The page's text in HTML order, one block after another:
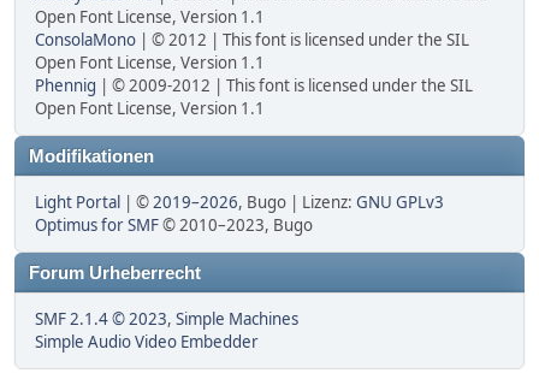
Open Font License, Version 1.1
ConsolaMono | © 2012 | This font is licensed under the SIL
Open Font License, Version 1.1
Phennig | © 2009-2012 | This font is licensed under the SIL
Open Font License, Version 1.1
Modifikationen
Light Portal | ©2019–2026, Bugo | Lizenz: GNU GPLv3
Optimus for SMF© 2010–2023, Bugo
Forum Urheberrecht
SMF 2.1.4 © 2023, Simple Machines
Simple Audio Video Embedder